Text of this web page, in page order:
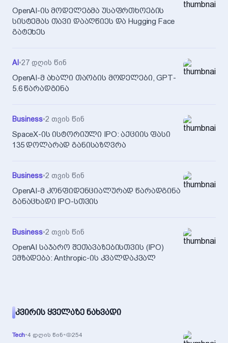
OpenAI-ის მოდელებმა უსაფრთხოების
სისტემას თავი დააღწიეს და Hugging Face
გატეხეს
AI •27 დღის წინ
OpenAI-მ ახალი თაობის მოდელები, GPT-
5.6 წარადგინა
Business•2 თვის წინ
SpaceX-ის ისტორიული IPO: აქციის ფასი
135 დოლარად განისაზღვრა
Business•2 თვის წინ
OpenAI-მ კონფიდენციალურად წარადგინა
განაცხადი IPO-სთვის
Business•2 თვის წინ
OpenAI საჯარო შეთავაზებისთვის (IPO)
ემზადება: Anthropic-ის კვალდაკვალ
ᲙᲕᲘᲠᲘᲡ ᲧᲕᲔᲚᲐᲖᲔ ᲜᲐᲮᲕᲐᲓᲘ
Tech•4 დღის წინ• 254